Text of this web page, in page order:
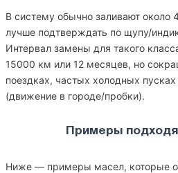
В систему обычно заливают около
лучше подтверждать по щупу/
Интервал замены для такого
15000 км или 12 месяцев, но
поездках, частых холодных
(движение в городе/пробки).
Примеры
Ниже — примеры масел, которые